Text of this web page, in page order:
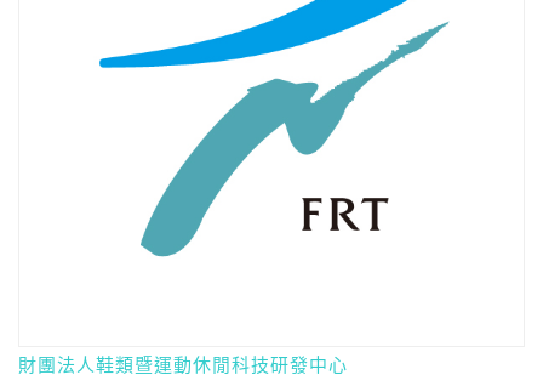
財團法人鞋類暨運動休閒科技研發中心